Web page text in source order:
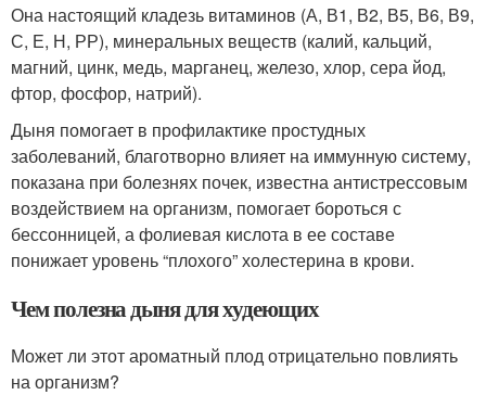
Она настоящий кладезь витаминов (А, В1, В2, В5, В6, В9,
С, Е, Н, РР), минеральных веществ (калий, кальций,
магний, цинк, медь, марганец, железо, хлор, сера йод,
фтор, фосфор, натрий).
Дыня помогает в профилактике простудных
заболеваний, благотворно влияет на иммунную систему,
показана при болезнях почек, известна антистрессовым
воздействием на организм, помогает бороться с
бессонницей, а фолиевая кислота в ее составе
понижает уровень “плохого” холестерина в крови.
Чем полезна дыня для худеющих
Может ли этот ароматный плод отрицательно повлиять
на организм?